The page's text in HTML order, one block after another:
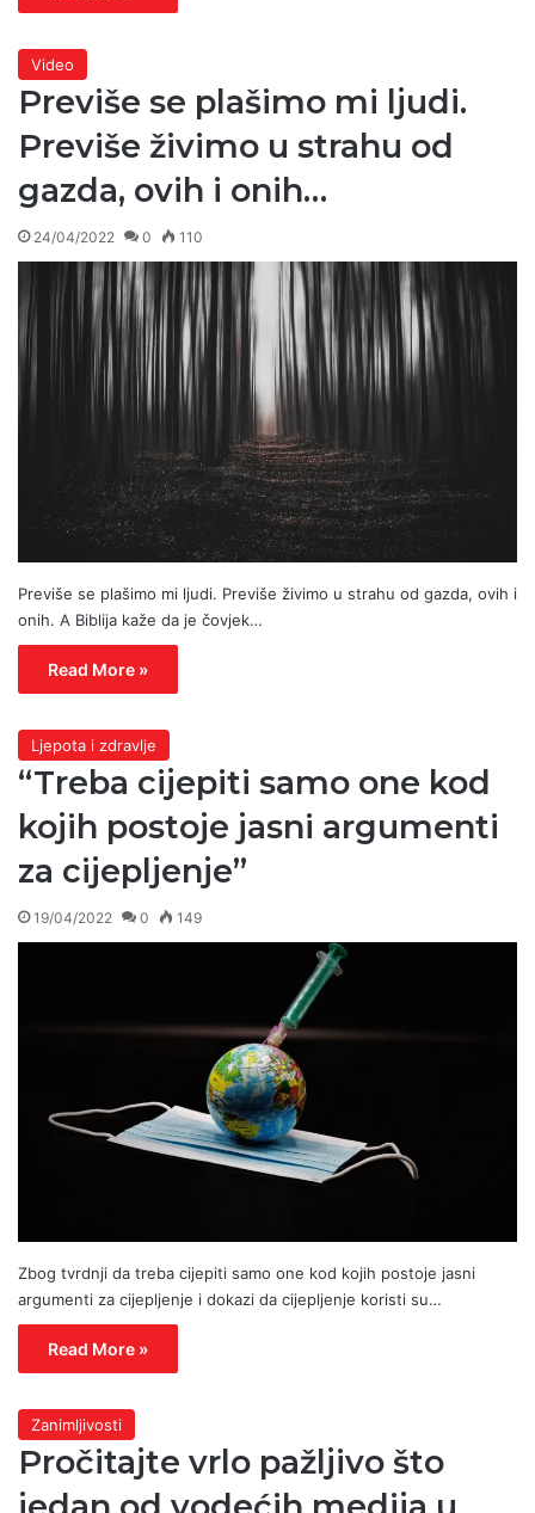
Video
Previše se plašimo mi ljudi.
Previše živimo u strahu od
gazda, ovih i onih…
24/04/2022 0 110
Previše se plašimo mi ljudi. Previše živimo u strahu od gazda, ovih i
onih. A Biblija kaže da je čovjek…
Read More »
Ljepota i zdravlje
“Treba cijepiti samo one kod
kojih postoje jasni argumenti
za cijepljenje”
19/04/2022 0 149
Zbog tvrdnji da treba cijepiti samo one kod kojih postoje jasni
argumenti za cijepljenje i dokazi da cijepljenje koristi su…
Read More »
Zanimljivosti
Pročitajte vrlo pažljivo što